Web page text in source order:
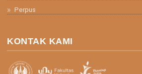
Perpus
KONTAK KAMI